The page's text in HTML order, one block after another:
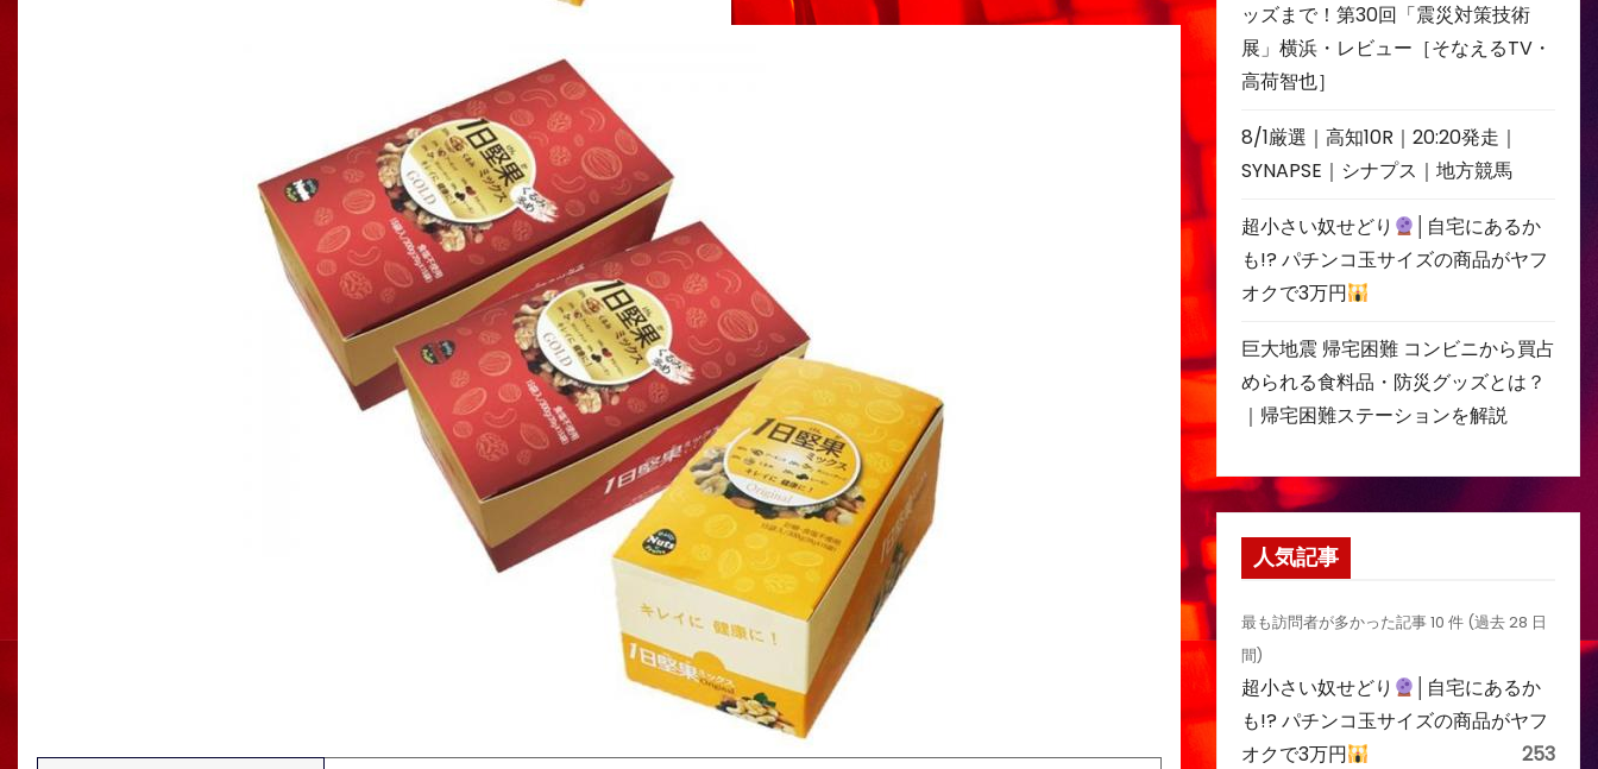
ッズまで！第30回「震災対策技術
展」横浜・レビュー［そなえるTV・
高荷智也］
8/1厳選｜高知10R｜20:20発走｜
SYNAPSE｜シナプス｜地方競馬
超小さい奴せどり
│自宅にあるか
も!? パチンコ玉サイズの商品がヤフ
オクで3万円
巨大地震 帰宅困難 コンビニから買占
められる食料品・防災グッズとは？
｜帰宅困難ステーションを解説
人気記事
最も訪問者が多かった記事 10 件 (過去 28 日
間)
超小さい奴せどり
│自宅にあるか
も!? パチンコ玉サイズの商品がヤフ
オクで3万円
253